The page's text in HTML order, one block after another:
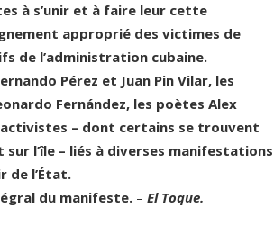
à s’unir et à faire leur cette
approprié des victimes de
de l’administration cubaine.
Pérez et Juan Pin Vilar, les
Fernández, les poètes Alex
activistes – dont certains se trouvent
l’île – liés à diverses manifestations
de l’État.
du manifeste. – El Toque.